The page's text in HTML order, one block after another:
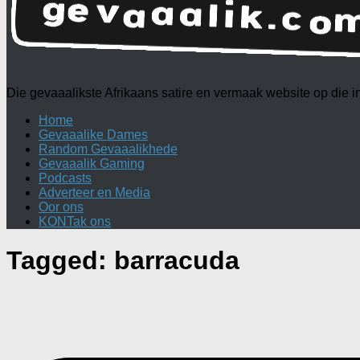
Die gevaaalikste Afrikaans satire en vermaak website op die
Home
Gevaaalike Dames
Random Gevaaalikhede
Gevaaalik Gaming
Podcasts
Adverteer en Media
Oor ons
KONTak ons
Tagged: barracuda